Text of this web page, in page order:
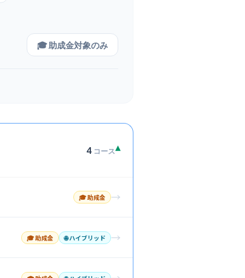
🎓 助成金対象のみ
4 コース▾
🎓 助成金 →
🎓 助成金 🌐ハイブリッド →